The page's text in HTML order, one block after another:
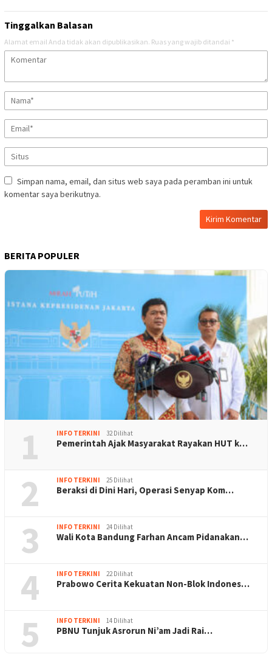
Tinggalkan Balasan
Alamat email Anda tidak akan dipublikasikan. Ruas yang wajib ditandai *
Simpan nama, email, dan situs web saya pada peramban ini untuk
komentar saya berikutnya.
BERITA POPULER
1 INFO TERKINI 32 Dilihat
Pemerintah Ajak Masyarakat Rayakan HUT k…
2 INFO TERKINI 25 Dilihat
Beraksi di Dini Hari, Operasi Senyap Kom…
3 INFO TERKINI 24 Dilihat
Wali Kota Bandung Farhan Ancam Pidanakan…
4 INFO TERKINI 22 Dilihat
Prabowo Cerita Kekuatan Non-Blok Indones…
5 INFO TERKINI 14 Dilihat
PBNU Tunjuk Asrorun Ni’am Jadi Rai…